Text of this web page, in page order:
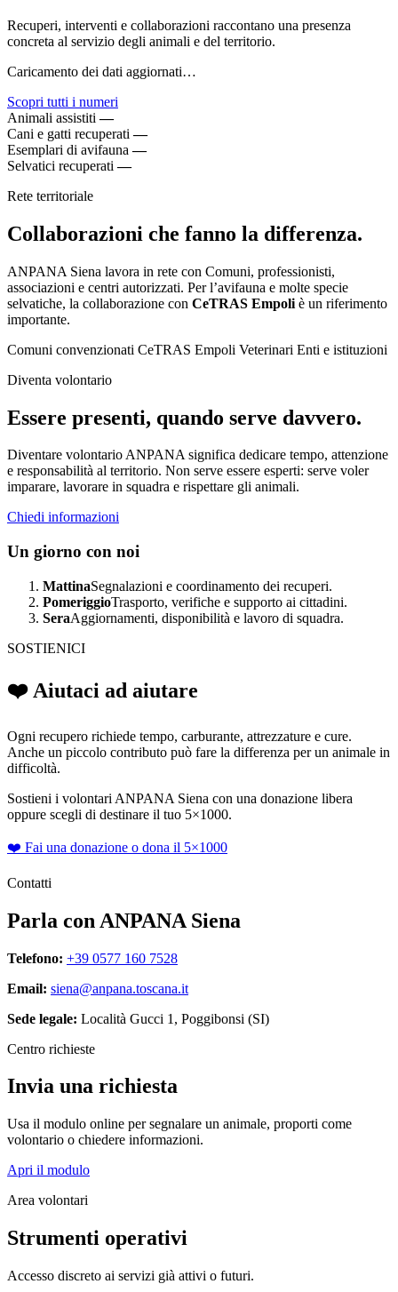
Recuperi, interventi e collaborazioni raccontano una presenza
concreta al servizio degli animali e del territorio.
Caricamento dei dati aggiornati…
Scopri tutti i numeri
Animali assistiti —
Cani e gatti recuperati —
Esemplari di avifauna —
Selvatici recuperati —
Rete territoriale
Collaborazioni che fanno la differenza.
ANPANA Siena lavora in rete con Comuni, professionisti,
associazioni e centri autorizzati. Per l’avifauna e molte specie
selvatiche, la collaborazione con CeTRAS Empoli è un riferimento
importante.
Comuni convenzionati CeTRAS Empoli Veterinari Enti e istituzioni
Diventa volontario
Essere presenti, quando serve davvero.
Diventare volontario ANPANA significa dedicare tempo, attenzione
e responsabilità al territorio. Non serve essere esperti: serve voler
imparare, lavorare in squadra e rispettare gli animali.
Chiedi informazioni
Un giorno con noi
MattinaSegnalazioni e coordinamento dei recuperi.
PomeriggioTrasporto, verifiche e supporto ai cittadini.
SeraAggiornamenti, disponibilità e lavoro di squadra.
SOSTIENICI
❤️ Aiutaci ad aiutare
Ogni recupero richiede tempo, carburante, attrezzature e cure.
Anche un piccolo contributo può fare la differenza per un animale in
difficoltà.
Sostieni i volontari ANPANA Siena con una donazione libera
oppure scegli di destinare il tuo 5×1000.
❤️ Fai una donazione o dona il 5×1000
Contatti
Parla con ANPANA Siena
Telefono: +39 0577 160 7528
Email: siena@anpana.toscana.it
Sede legale: Località Gucci 1, Poggibonsi (SI)
Centro richieste
Invia una richiesta
Usa il modulo online per segnalare un animale, proporti come
volontario o chiedere informazioni.
Apri il modulo
Area volontari
Strumenti operativi
Accesso discreto ai servizi già attivi o futuri.